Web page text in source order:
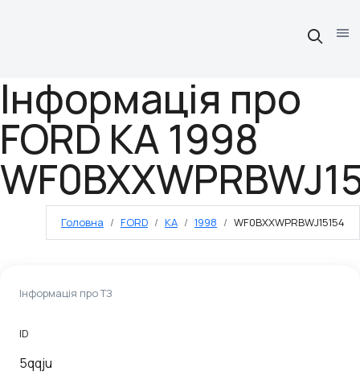
Інформація про
FORD KA 1998
Головна FORD KA 1998 WF0BXXWPRBWJ15154
Інформація про ТЗ
ID
5qqju